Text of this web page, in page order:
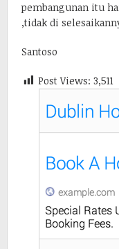
pembangunan itu
,tidak di
Santoso
Post Views: 3,511